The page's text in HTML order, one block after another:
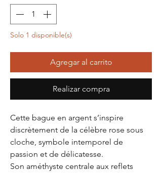
Solo 1 disponible(s)
Agregar al carrito
Realizar compra
Cette bague en argent s’inspire
discrètement de la célèbre rose sous
cloche, symbole intemporel de
passion et de délicatesse.
Son améthyste centrale aux reflets